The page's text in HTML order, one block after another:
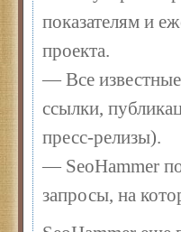
показателям и
проекта.
— Все
ссылки,
пресс-релизы).
— SeoHammer
запросы, на